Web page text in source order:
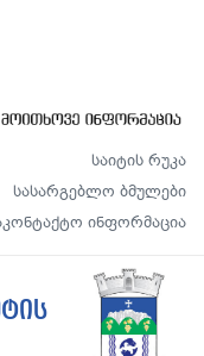
საიტის რუკა
სასარგებლო ბმულები
ინფორმაცია